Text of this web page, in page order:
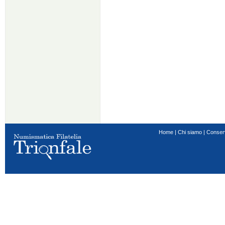
Home | Chi siamo |